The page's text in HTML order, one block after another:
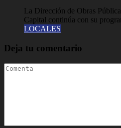
La Dirección de Obras
Capital continúa con su
LOCALES
Deja tu comentario